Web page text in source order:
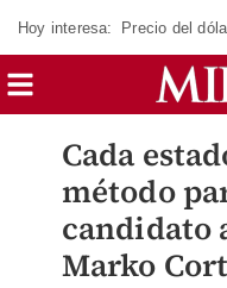
Hoy interesa: Precio del
Cada
método
candidato
Marko